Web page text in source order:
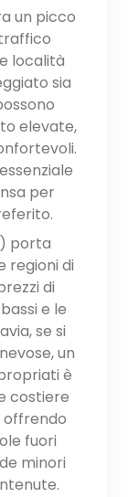
un picco
località
sia
elevate,
per
porta
regioni di
di
e le
se si
un
è
costiere
offrendo
fuori
minori